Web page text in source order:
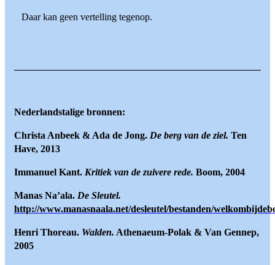
Daar kan geen vertelling tegenop.
Nederlandstalige bronnen:
Christa Anbeek & Ada de Jong. De berg van de ziel. Ten
Have, 2013
Immanuel Kant. Kritiek van de zuivere rede. Boom, 2004
Manas Na’ala. De Sleutel.
http://www.manasnaala.net/desleutel/bestanden/
Henri Thoreau. Walden. Athenaeum-Polak & Van Gennep,
2005